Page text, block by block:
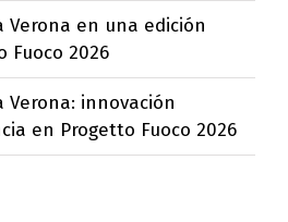
Verona en una edición
Fuoco 2026
Verona: innovación
en Progetto Fuoco 2026